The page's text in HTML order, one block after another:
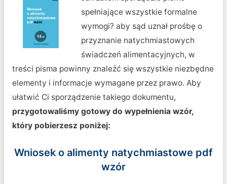
spełniające wszystkie formalne
wymogi? aby sąd uznał prośbę o
przyznanie natychmiastowych
świadczeń alimentacyjnych, w
treści pisma powinny znaleźć się wszystkie niezbędne
elementy i informacje wymagane przez prawo. Aby
ułatwić Ci sporządzenie takiego dokumentu,
przygotowaliśmy gotowy do wypełnienia wzór,
który pobierzesz poniżej:
Wniosek o alimenty natychmiastowe pdf
wzór